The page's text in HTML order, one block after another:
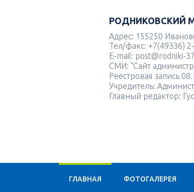
РОДНИКОВСКИЙ
Адрес: 155250
Тел/факс: +7(49336)
E-mail: post@rodniki-
СМИ: "Сайт
Реестровая запись
Учредитель:
Главный редактор:
ГЛАВНАЯ ФОТОГАЛЕРЕЯ